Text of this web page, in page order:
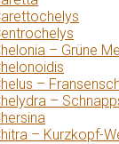
– Grüne
–
–
– Kurzkopf-